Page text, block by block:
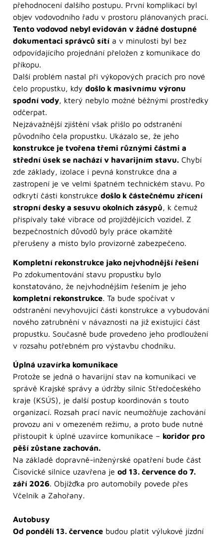
přehodnocení dalšího postupu. První komplikací byl
objev vodovodního řadu v prostoru plánovaných prací.
Tento vodovod nebyl evidován v žádné dostupné
dokumentaci správců sítí a v minulosti byl bez
odpovídajícího projednání přeložen z komunikace do
příkopu.
Další problém nastal při výkopových pracích pro nové
čelo propustku, kdy došlo k masivnímu výronu
spodní vody, který nebylo možné běžnými prostředky
odčerpat.
Nejzávažnější zjištění však přišlo po odstranění
původního čela propustku. Ukázalo se, že jeho
konstrukce je tvořena třemi různými částmi a
střední úsek se nachází v havarijním stavu. Chybí
zde základy, izolace i pevná konstrukce dna a
zastropení je ve velmi špatném technickém stavu. Po
odkrytí části konstrukce došlo k částečnému zřícení
stropní desky a sesuvu okolních zásypů, k čemuž
přispívaly také vibrace od projíždějících vozidel. Z
bezpečnostních důvodů byly práce okamžitě
přerušeny a místo bylo provizorně zabezpečeno.
Kompletní rekonstrukce jako nejvhodnější řešení
Po zdokumentování stavu propustku bylo
konstatováno, že nejvhodnějším řešením je jeho
kompletní rekonstrukce. Ta bude spočívat v
odstranění nevyhovující části konstrukce a vybudování
nového zatrubnění v návaznosti na již existující část
propustku. Současně bude provedeno jeho prodloužení
v rozsahu potřebném pro výstavbu chodníku.
Úplná uzavírka komunikace
Protože se jedná o havarijní stav na komunikaci ve
správě Krajské správy a údržby silnic Středočeského
kraje (KSÚS), je další postup koordinován s touto
organizací. Rozsah prací navíc neumožňuje zachování
provozu ani v omezeném režimu, a proto bude nutné
přistoupit k úplné uzavírce komunikace – koridor pro
pěší zůstane zachován.
Na základě dopravně-inženýrské opatření bude část
Čisovické silnice uzavřena je od 13. července do 7.
září 2026. Objížďka pro automobily povede přes
Včelník a Zahořany.
Autobusy
Od pondělí 13. července budou platit výlukové jízdní